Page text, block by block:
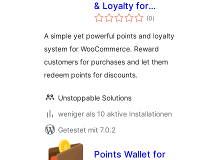
& Loyalty for
WooCommerce
(0Bewertungen
insgesamt
)
A simple yet powerful points and loyalty
system for WooCommerce. Reward
customers for purchases and let them
redeem points for discounts.
Unstoppable Solutions
weniger als 10 aktive Installationen
Getestet mit 7.0.2
Points Wallet for